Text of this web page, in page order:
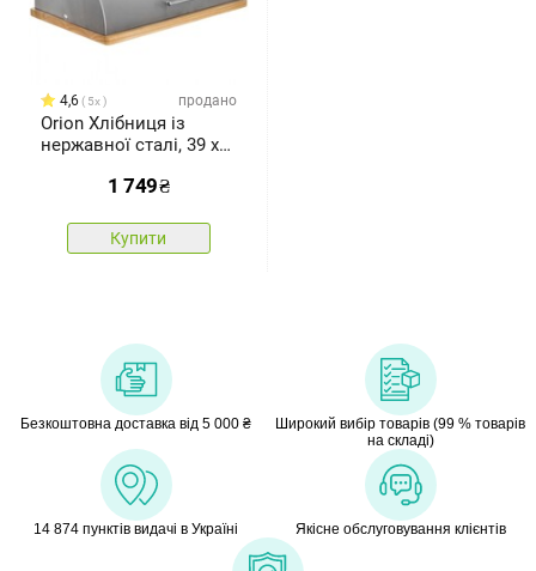
4,6 5x продано
Orion Хлібниця із
нержавної сталі, 39 x
1 749₴
Купити
Безкоштовна доставка від 5 000 ₴
Широкий вибір товарів (99 % товарів
на складі)
14 874 пунктів видачі в Україні Якісне обслуговування клієнтів